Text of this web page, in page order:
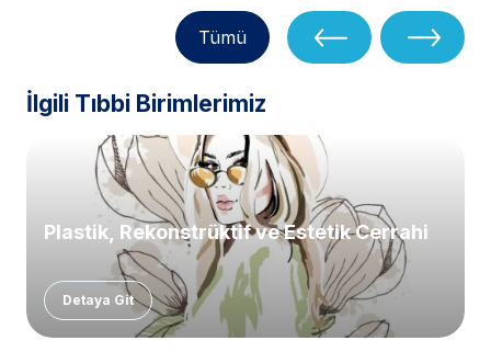
Tümü
İlgili Tıbbi Birimlerimiz
Plastik, Rekonstrüktif ve Estetik Cerrahi
Detaya Git